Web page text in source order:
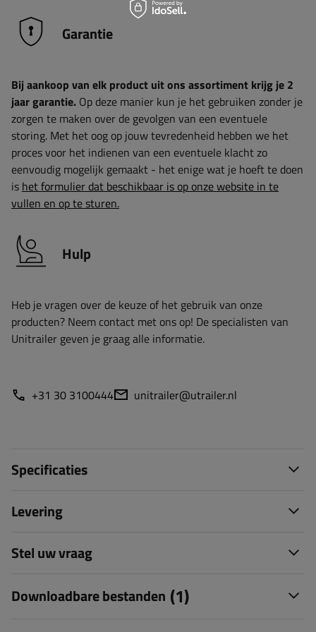
Garantie
Bij aankoop van elk product uit ons assortiment krijg je 2
jaar garantie. Op deze manier kun je het gebruiken zonder je
zorgen te maken over de gevolgen van een eventuele
storing. Met het oog op jouw tevredenheid hebben we het
proces voor het indienen van een eventuele klacht zo
eenvoudig mogelijk gemaakt - het enige wat je hoeft te doen
is het formulier dat beschikbaar is op onze website in te
vullen en op te sturen.
Hulp
Heb je vragen over de keuze of het gebruik van onze
producten? Neem contact met ons op! De specialisten van
Unitrailer geven je graag alle informatie.
+31 30 3100444 unitrailer@utrailer.nl
Specificaties
Levering
Stel uw vraag
Downloadbare bestanden (1)